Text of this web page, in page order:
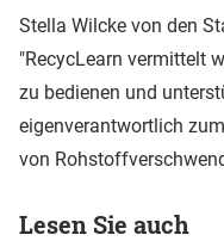
Stella Wilcke von den
"RecycLearn vermittelt
zu bedienen und
eigenverantwortlich
von
Lesen Sie auch